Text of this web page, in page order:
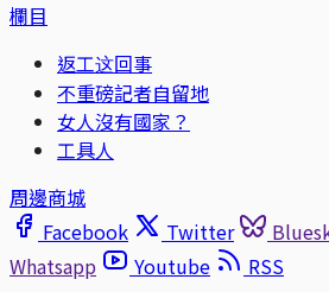
欄目
返工这回事
不重磅記者自留地
女人沒有國家？
工具人
周邊商城
Facebook
Twitter
Whatsapp
Youtube
RSS